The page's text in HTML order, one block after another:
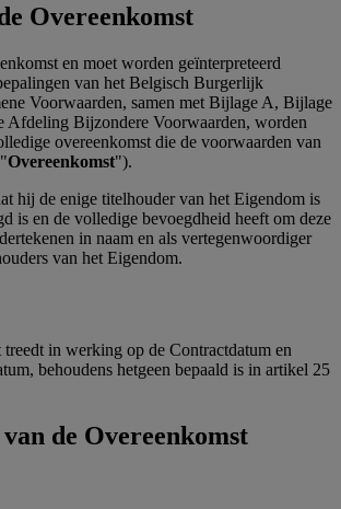
Overeenkomst
en moet worden geïnterpreteerd
van het Belgisch Burgerlijk
Voorwaarden, samen met Bijlage A, Bijlage
Afdeling Bijzondere Voorwaarden, worden
overeenkomst die de voorwaarden van
Overeenkomst").
hij de enige titelhouder van het Eigendom is
is en de volledige bevoegdheid heeft om deze
in naam en als vertegenwoordiger
van het Eigendom.
treedt in werking op de Contractdatum en
behoudens hetgeen bepaald is in artikel 25
de Overeenkomst